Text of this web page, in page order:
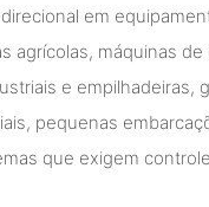
em
agrícolas, máquinas
e empilhadeiras,
pequenas
que exigem